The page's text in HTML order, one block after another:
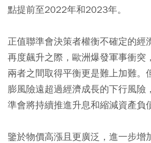
點提前至2022年和2023年。
正值聯準會決策者權衡不確定的經
再度飆升之際，歐洲爆發軍事衝突
兩者之間取得平衡更是難上加難。
膨風險遠超過經濟成長的下行風險
準會將持續推進升息和縮減資產負
鑒於物價高漲且更廣泛，進一步增